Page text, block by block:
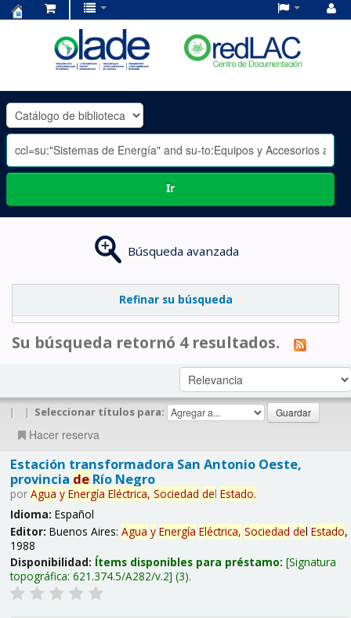
OLADE
-
Ir
Búsqueda avanzada
Refinar su búsqueda
Su búsqueda retornó 4 resultados.
| | Seleccionar títulos para:
Hacer reserva
Estación transformadora San Antonio Oeste,
provincia deRío Negro
por Agua y Energía Eléctrica, Sociedad del Estado.
Idioma: Español
Editor: Buenos Aires: Agua y Energía Eléctrica, Sociedad del Estado,
1988
Disponibilidad: Ítems disponibles para préstamo: Signatura
topográfica: 621.374.5/A282/v.2 (3).